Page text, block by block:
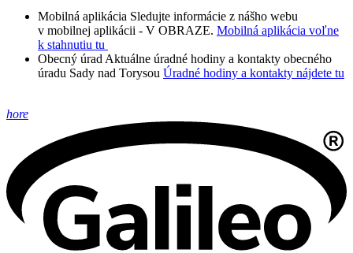
Mobilná aplikácia Sledujte informácie z nášho webu
v mobilnej aplikácii - V OBRAZE. Mobilná aplikácia voľne
k stahnutiu tu
Obecný úrad Aktuálne úradné hodiny a kontakty obecného
úradu Sady nad Torysou Úradné hodiny a kontakty nájdete tu
hore